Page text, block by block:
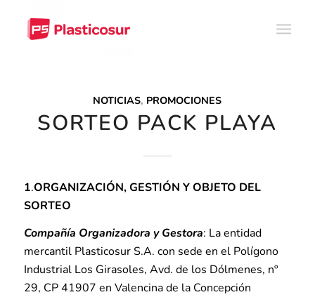
NOTICIAS, PROMOCIONES
SORTEO PACK PLAYA
1.ORGANIZACIÓN, GESTIÓN Y OBJETO DEL
SORTEO
Compañía Organizadora y Gestora: La entidad
mercantil Plasticosur S.A. con sede en el Polígono
Industrial Los Girasoles, Avd. de los Dólmenes, nº
29, CP 41907 en Valencina de la Concepción